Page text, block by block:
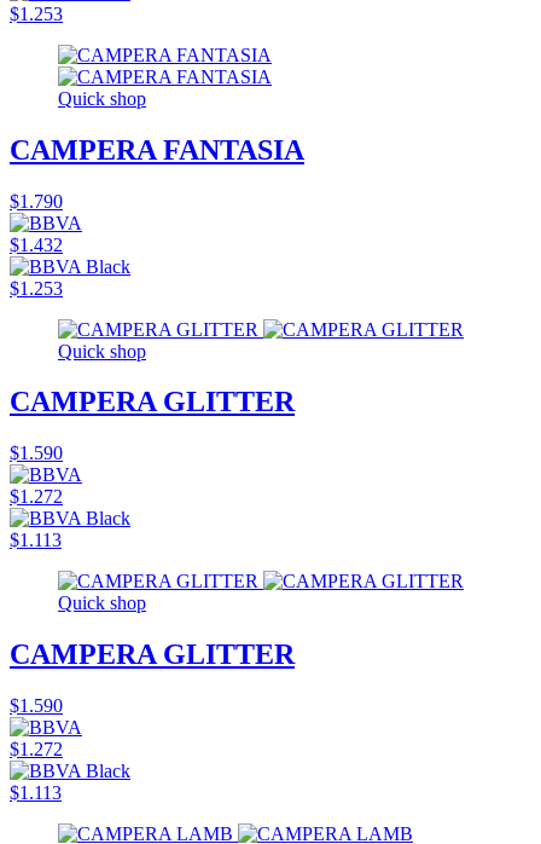
$1.253
Quick shop
CAMPERA FANTASIA
$1.790
$1.432
$1.253
Quick shop
CAMPERA GLITTER
$1.590
$1.272
$1.113
Quick shop
CAMPERA GLITTER
$1.590
$1.272
$1.113